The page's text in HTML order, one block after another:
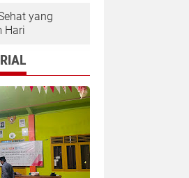
yang
Hari